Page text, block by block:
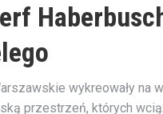
wykreowały na
przestrzeń, których